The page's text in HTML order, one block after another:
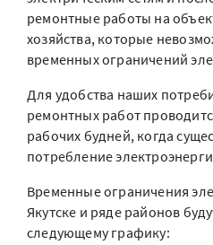
ремонтные работы на
хозяйства, которые
временных ограничений
Для удобства наших
ремонтных работ
рабочих будней, когда
потребление
Временные ограничения
Якутске и ряде районов
следующему графику: